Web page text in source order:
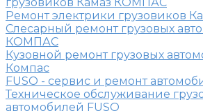
Ремонт электрики грузовиков
Слесарный ремонт грузовых
КОМПАС
Кузовной ремонт грузовых
Компас
FUSO - сервис и ремонт
Техническое обслуживание
автомобилей FUSO